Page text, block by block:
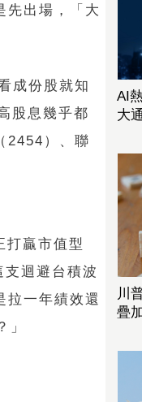
先出場，「大
成份股就知
股息幾乎都
2454）、聯
打贏市值型
迴避台積波
拉一年績效還
」
AI
大
川
疊